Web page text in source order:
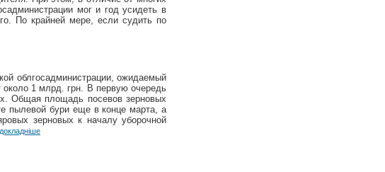
мог и год усидеть в
По крайней мере, если судить по
облгосадминистрации, ожидаемый
около 1 млрд. грн. В первую очередь
Общая площадь посевов зерновых
пылевой бури еще в конце марта, а
зерновых к началу уборочной
докладніше